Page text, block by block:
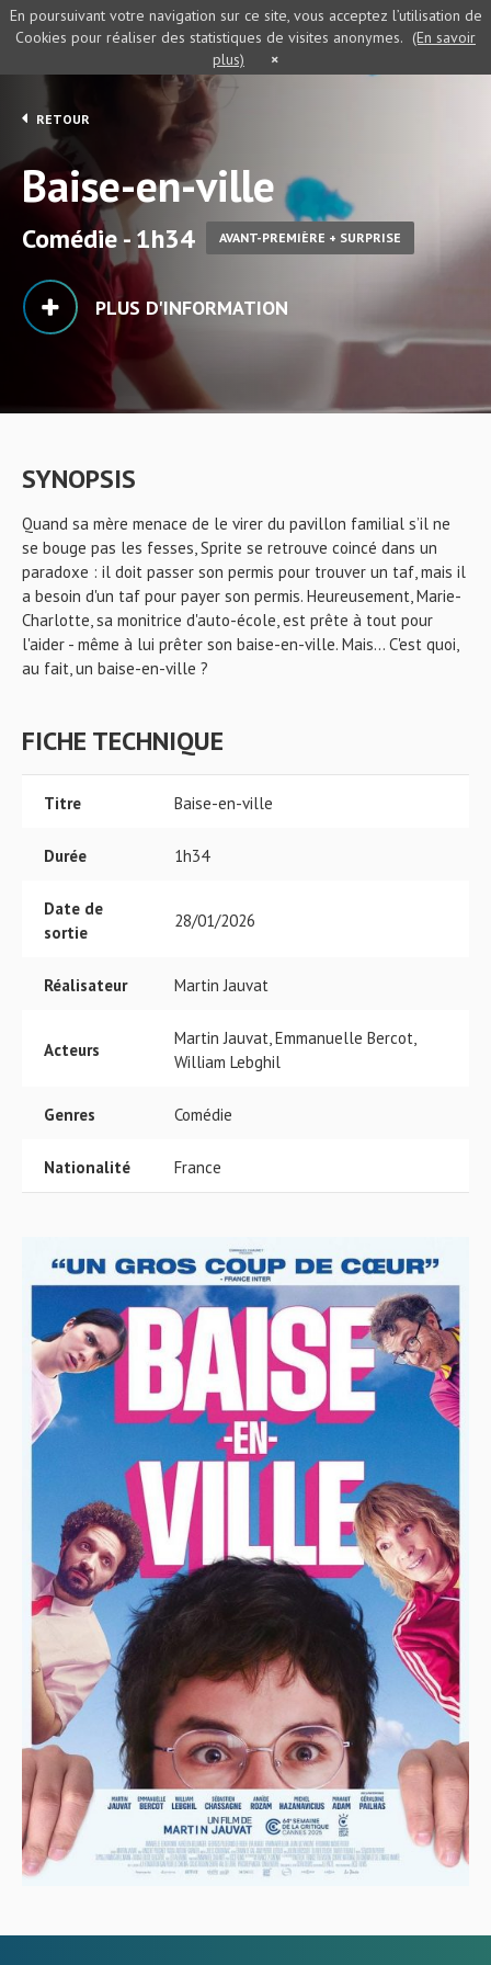
RETOUR
Baise-en-ville
Comédie - 1h34 AVANT-PREMIÈRE + SURPRISE
PLUS D'INFORMATION
SYNOPSIS
Quand sa mère menace de le virer du pavillon familial s’il ne
se bouge pas les fesses, Sprite se retrouve coincé dans un
paradoxe : il doit passer son permis pour trouver un taf, mais il
a besoin d'un taf pour payer son permis. Heureusement, Marie-
Charlotte, sa monitrice d'auto-école, est prête à tout pour
l'aider - même à lui prêter son baise-en-ville. Mais... C'est quoi,
au fait, un baise-en-ville ?
FICHE TECHNIQUE
Titre Baise-en-ville
Durée 1h34
Date de
sortie
28/01/2026
Réalisateur Martin Jauvat
Acteurs
Martin Jauvat, Emmanuelle Bercot,
William Lebghil
Genres Comédie
Nationalité France
En poursuivant votre navigation sur ce site, vous acceptez l’utilisation de
Cookies pour réaliser des statistiques de visites anonymes. (En savoir
plus)
×